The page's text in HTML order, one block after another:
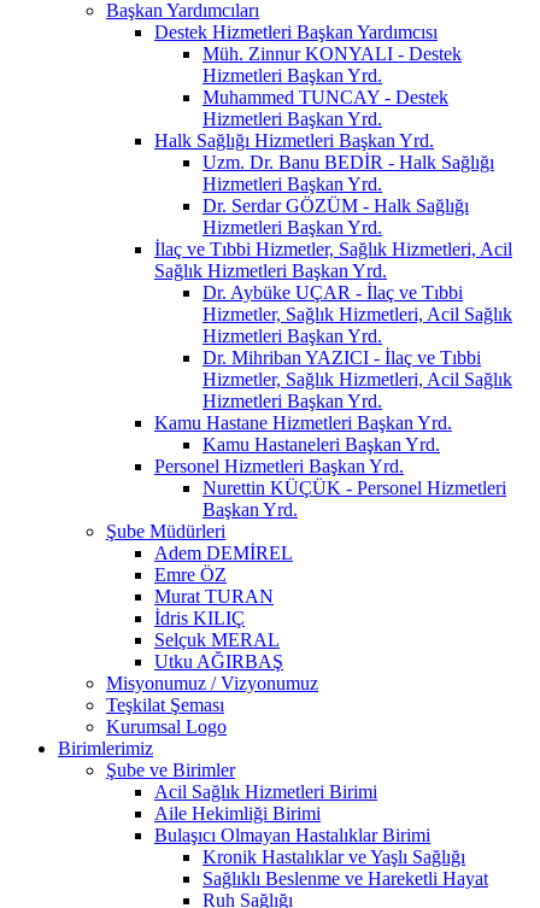
Başkan Yardımcıları
Destek Hizmetleri Başkan Yardımcısı
Müh. Zinnur KONYALI - Destek
Hizmetleri Başkan Yrd.
Muhammed TUNCAY - Destek
Hizmetleri Başkan Yrd.
Halk Sağlığı Hizmetleri Başkan Yrd.
Uzm. Dr. Banu BEDİR - Halk Sağlığı
Hizmetleri Başkan Yrd.
Dr. Serdar GÖZÜM - Halk Sağlığı
Hizmetleri Başkan Yrd.
İlaç ve Tıbbi Hizmetler, Sağlık Hizmetleri, Acil
Sağlık Hizmetleri Başkan Yrd.
Dr. Aybüke UÇAR - İlaç ve Tıbbi
Hizmetler, Sağlık Hizmetleri, Acil Sağlık
Hizmetleri Başkan Yrd.
Dr. Mihriban YAZICI - İlaç ve Tıbbi
Hizmetler, Sağlık Hizmetleri, Acil Sağlık
Hizmetleri Başkan Yrd.
Kamu Hastane Hizmetleri Başkan Yrd.
Kamu Hastaneleri Başkan Yrd.
Personel Hizmetleri Başkan Yrd.
Nurettin KÜÇÜK - Personel Hizmetleri
Başkan Yrd.
Şube Müdürleri
Adem DEMİREL
Emre ÖZ
Murat TURAN
İdris KILIÇ
Selçuk MERAL
Utku AĞIRBAŞ
Misyonumuz / Vizyonumuz
Teşkilat Şeması
Kurumsal Logo
Birimlerimiz
Şube ve Birimler
Acil Sağlık Hizmetleri Birimi
Aile Hekimliği Birimi
Bulaşıcı Olmayan Hastalıklar Birimi
Kronik Hastalıklar ve Yaşlı Sağlığı
Sağlıklı Beslenme ve Hareketli Hayat
Ruh Sağlığı